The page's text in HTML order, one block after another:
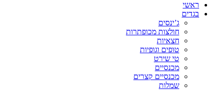
ראשי
בגדים
ג’ינסים
חולצות מכופתרות
חצאיות
טופים וגופיות
טי שירט
מכנסיים
מכנסיים קצרים
שמלות